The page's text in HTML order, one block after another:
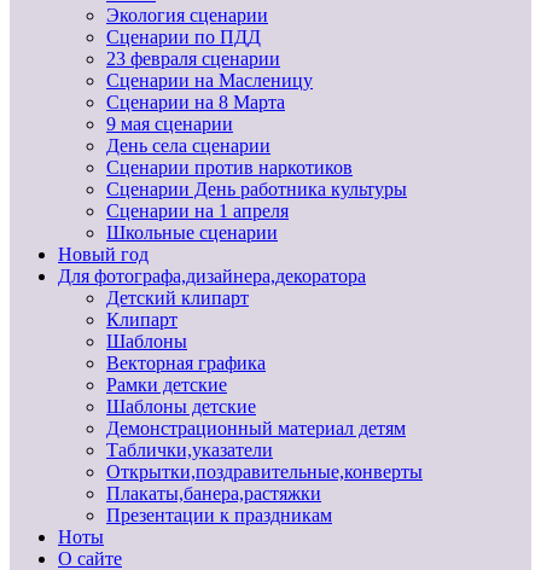
Экология сценарии
Сценарии по ПДД
23 февраля сценарии
Сценарии на Масленицу
Сценарии на 8 Марта
9 мая сценарии
День села сценарии
Сценарии против наркотиков
Сценарии День работника культуры
Сценарии на 1 апреля
Школьные сценарии
Новый год
Для фотографа,дизайнера,декоратора
Детский клипарт
Клипарт
Шаблоны
Векторная графика
Рамки детские
Шаблоны детские
Демонстрационный материал детям
Таблички,указатели
Открытки,поздравительные,конверты
Плакаты,банера,растяжки
Презентации к праздникам
Ноты
О сайте